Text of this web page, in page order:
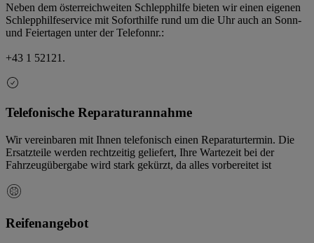
Neben dem österreichweiten Schlepphilfe bieten wir einen eigenen
Schlepphilfeservice mit Soforthilfe rund um die Uhr auch an Sonn-
und Feiertagen unter der Telefonnr.:
+43 1 52121.
Telefonische Reparaturannahme
Wir vereinbaren mit Ihnen telefonisch einen Reparaturtermin. Die
Ersatzteile werden rechtzeitig geliefert, Ihre Wartezeit bei der
Fahrzeugübergabe wird stark gekürzt, da alles vorbereitet ist
Reifenangebot